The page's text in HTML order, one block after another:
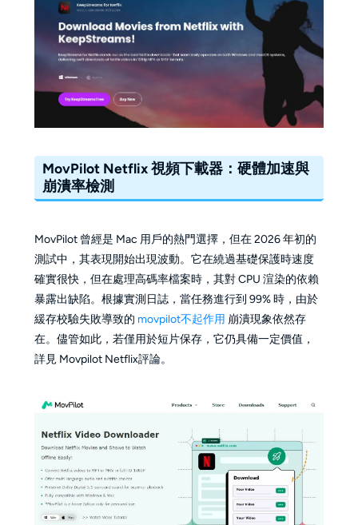
MovPilot Netflix 視頻下載器：硬體加速與
崩潰率檢測
MovPilot 曾經是 Mac 用戶的熱門選擇，但在 2026 年初的
測試中，其表現開始出現波動。它在繞過基礎保護時速度
確實很快，但在處理高碼率檔案時，其對 CPU 渲染的依賴
暴露出缺陷。根據實測日誌，當任務進行到 99% 時，由於
緩存校驗失敗導致的 movpilot不起作用 崩潰現象依然存
在。儘管如此，若僅用於短片保存，它仍具備一定價值，
詳見 Movpilot Netflix評論。